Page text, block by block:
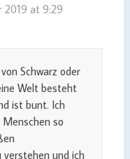
2019 at 9:29
Schwarz oder
Welt besteht
ist bunt. Ich
so
und ich